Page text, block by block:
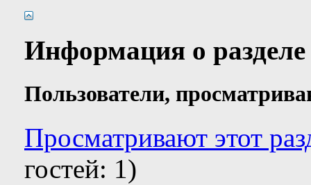
Информация о
Пользователи,
Просматривают этот
гостей: 1)